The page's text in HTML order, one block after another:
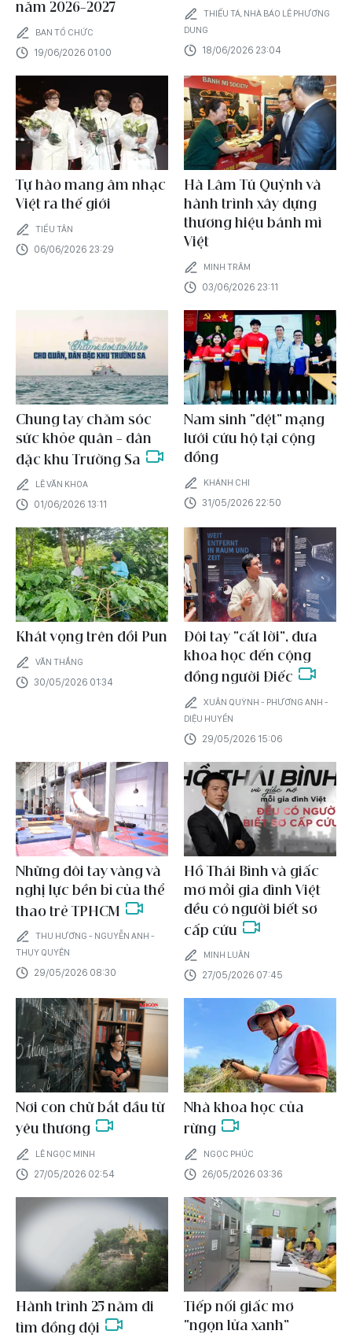
năm 2026-2027
BAN TỔ CHỨC
19/06/2026 01:00
THIẾU TÁ, NHÀ BÁO LÊ PHƯƠNG
DUNG
18/06/2026 23:04
Tự hào mang âm nhạc
Việt ra thế giới
TIỂU TÂN
06/06/2026 23:29
Hà Lâm Tú Quỳnh và
hành trình xây dựng
thương hiệu bánh mì
Việt
MINH TRÂM
03/06/2026 23:11
Chung tay chăm sóc
sức khỏe quân – dân
đặc khu Trường Sa
LÊ VĂN KHOA
01/06/2026 13:11
Nam sinh “dệt” mạng
lưới cứu hộ tại cộng
đồng
KHÁNH CHI
31/05/2026 22:50
Khát vọng trên đồi Pun
VĂN THẮNG
30/05/2026 01:34
Đôi tay “cất lời”, đưa
khoa học đến cộng
đồng người Điếc
XUÂN QUỲNH - PHƯƠNG ANH -
DIỆU HUYỀN
29/05/2026 15:06
Những đôi tay vàng và
nghị lực bền bỉ của thể
thao trẻ TPHCM
THU HƯƠNG - NGUYỄN ANH -
THỤY QUYÊN
29/05/2026 08:30
Hồ Thái Bình và giấc
mơ mỗi gia đình Việt
đều có người biết sơ
cấp cứu
MINH LUÂN
27/05/2026 07:45
Nơi con chữ bắt đầu từ
yêu thương
LÊ NGỌC MINH
27/05/2026 02:54
Nhà khoa học của
rừng
NGỌC PHÚC
26/05/2026 03:36
Hành trình 25 năm đi
tìm đồng đội
Tiếp nối giấc mơ
“ngọn lửa xanh”